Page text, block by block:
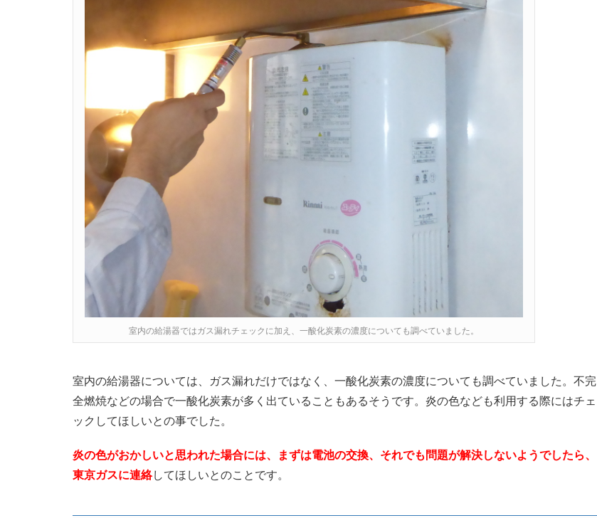
室内の給湯器ではガス漏れチェックに加え、一酸化炭素の濃度についても調べていました。
室内の給湯器については、ガス漏れだけではなく、一酸化炭素の濃度についても調べていました。不完
全燃焼などの場合で一酸化炭素が多く出ていることもあるそうです。炎の色なども利用する際にはチェ
ックしてほしいとの事でした。
炎の色がおかしいと思われた場合には、まずは電池の交換、それでも問題が解決しないようでしたら、
東京ガスに連絡してほしいとのことです。